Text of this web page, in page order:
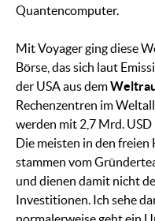
Quantencomputer.
Mit Voyager ging diese
Börse, das sich laut
der USA aus dem
Rechenzentren im
werden mit 2,7 Mrd.
Die meisten in den freien
stammen vom
und dienen damit nicht
Investitionen. Ich sehe